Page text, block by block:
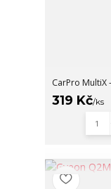
CarPro MultiX
319 Kč/ks